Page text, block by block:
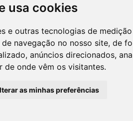
usa cookies
e outras tecnologias de
navegação no nosso site, de
anúncios direcionados,
de onde vêm os visitantes.
as minhas preferências